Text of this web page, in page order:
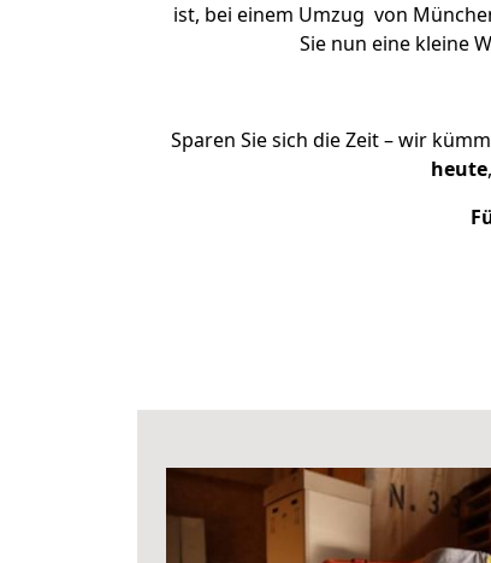
ist, bei einem Umzug von
Sie nun eine kleine
Sparen Sie sich die Zeit – wir
heute